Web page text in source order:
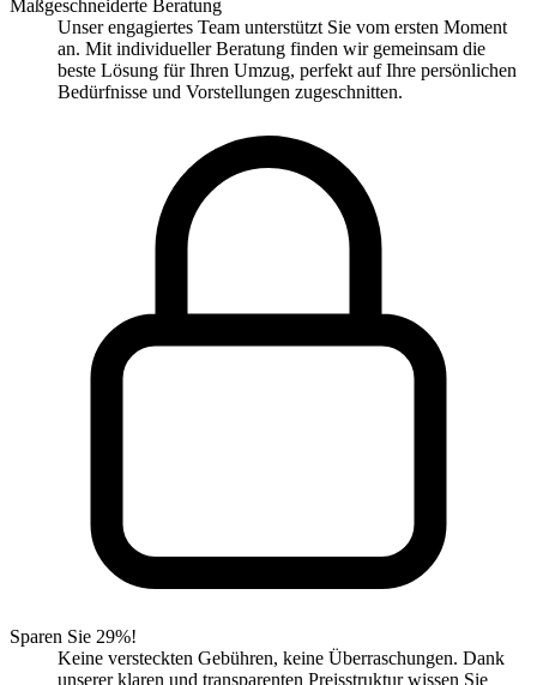
Maßgeschneiderte Beratung
Unser engagiertes Team unterstützt Sie vom ersten Moment
an. Mit individueller Beratung finden wir gemeinsam die
beste Lösung für Ihren Umzug, perfekt auf Ihre persönlichen
Bedürfnisse und Vorstellungen zugeschnitten.
Sparen Sie 29%!
Keine versteckten Gebühren, keine Überraschungen. Dank
unserer klaren und transparenten Preisstruktur wissen Sie